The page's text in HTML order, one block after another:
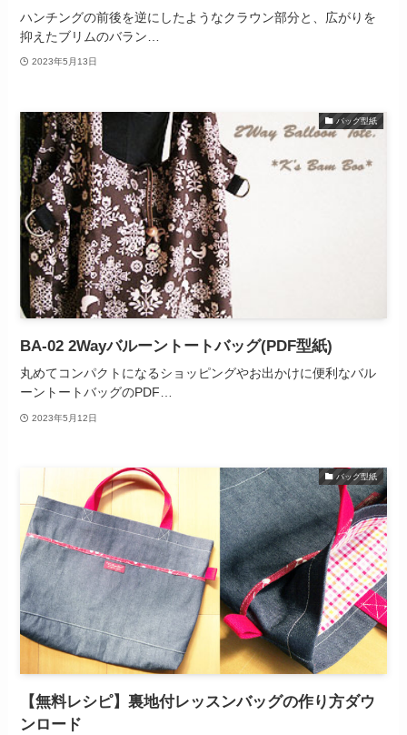
ハンチングの前後を逆にしたようなクラウン部分と、広がりを
抑えたブリムのバラン…
2023年5月13日
バッグ型紙
BA-02 2Wayバルーントートバッグ(PDF型紙)
丸めてコンパクトになるショッピングやお出かけに便利なバル
ーントートバッグのPDF…
2023年5月12日
バッグ型紙
【無料レシピ】裏地付レッスンバッグの作り方ダウ
ンロード